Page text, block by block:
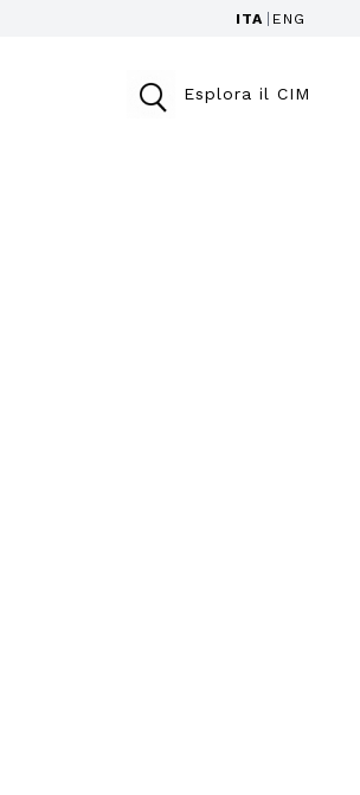
ITA ENG
Esplora il CIM